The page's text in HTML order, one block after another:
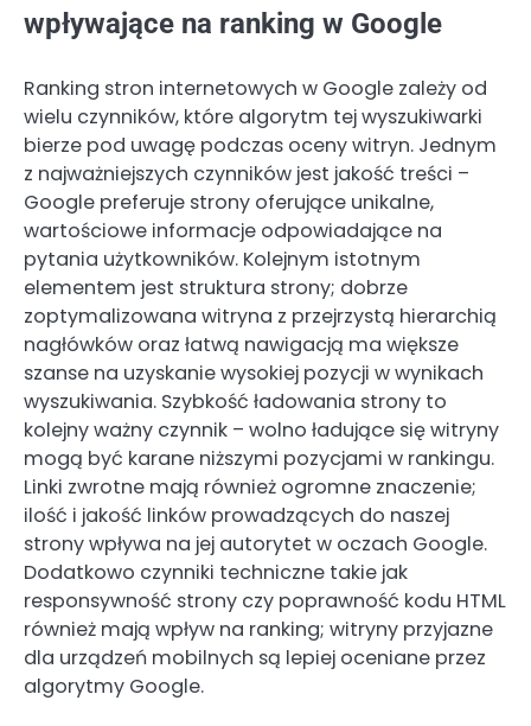
wpływające na ranking w Google
Ranking stron internetowych w Google zależy od
wielu czynników, które algorytm tej wyszukiwarki
bierze pod uwagę podczas oceny witryn. Jednym
z najważniejszych czynników jest jakość treści –
Google preferuje strony oferujące unikalne,
wartościowe informacje odpowiadające na
pytania użytkowników. Kolejnym istotnym
elementem jest struktura strony; dobrze
zoptymalizowana witryna z przejrzystą hierarchią
nagłówków oraz łatwą nawigacją ma większe
szanse na uzyskanie wysokiej pozycji w wynikach
wyszukiwania. Szybkość ładowania strony to
kolejny ważny czynnik – wolno ładujące się witryny
mogą być karane niższymi pozycjami w rankingu.
Linki zwrotne mają również ogromne znaczenie;
ilość i jakość linków prowadzących do naszej
strony wpływa na jej autorytet w oczach Google.
Dodatkowo czynniki techniczne takie jak
responsywność strony czy poprawność kodu HTML
również mają wpływ na ranking; witryny przyjazne
dla urządzeń mobilnych są lepiej oceniane przez
algorytmy Google.